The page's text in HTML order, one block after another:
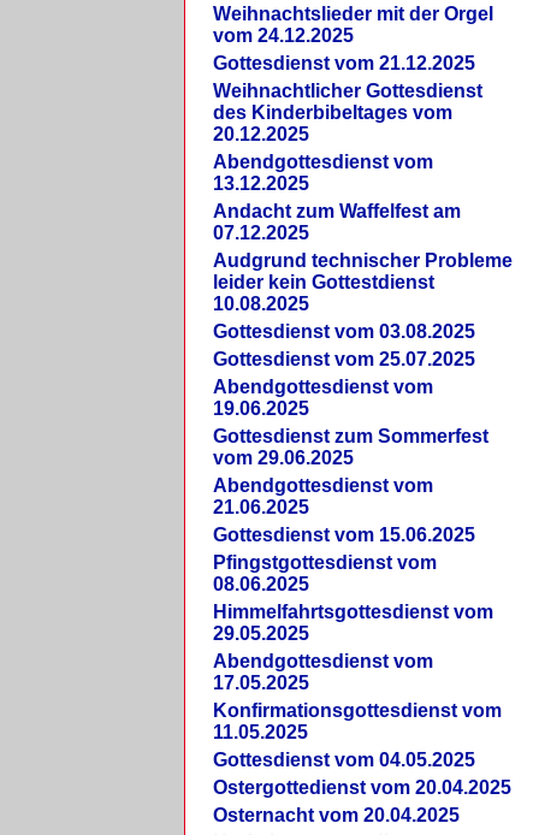
Weihnachtslieder mit der Orgel
vom 24.12.2025
Gottesdienst vom 21.12.2025
Weihnachtlicher Gottesdienst
des Kinderbibeltages vom
20.12.2025
Abendgottesdienst vom
13.12.2025
Andacht zum Waffelfest am
07.12.2025
Audgrund technischer Probleme
leider kein Gottestdienst
10.08.2025
Gottesdienst vom 03.08.2025
Gottesdienst vom 25.07.2025
Abendgottesdienst vom
19.06.2025
Gottesdienst zum Sommerfest
vom 29.06.2025
Abendgottesdienst vom
21.06.2025
Gottesdienst vom 15.06.2025
Pfingstgottesdienst vom
08.06.2025
Himmelfahrtsgottesdienst vom
29.05.2025
Abendgottesdienst vom
17.05.2025
Konfirmationsgottesdienst vom
11.05.2025
Gottesdienst vom 04.05.2025
Ostergottedienst vom 20.04.2025
Osternacht vom 20.04.2025